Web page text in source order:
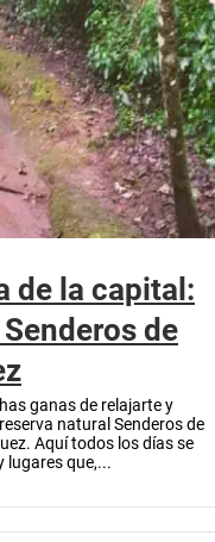
de la capital:
de
ganas de relajarte y
natural Senderos de
Aquí todos los días se
lugares que,...